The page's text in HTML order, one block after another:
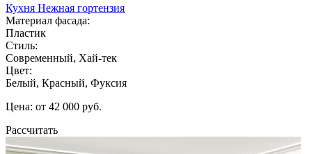
Кухня Нежная гортензия
Материал фасада:
Пластик
Стиль:
Современный, Хай-тек
Цвет:
Белый, Красный, Фуксия
Цена: от 42 000 руб.
Рассчитать